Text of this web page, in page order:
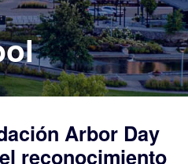
Arbor Day
reconocimiento